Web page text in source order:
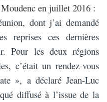
en juillet 2016 :
dont j’ai demandé
reprises ces dernières
Pour les deux régions
c’était un rendez-vous
», a déclaré Jean-Luc
diffusé à l’issue de la